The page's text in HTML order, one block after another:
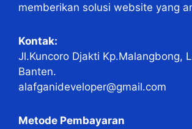
memberikan solusi website yang
Kontak:
Jl.Kuncoro Djakti Kp.Malangbong,
Banten.
alafganideveloper@gmail.com
Metode Pembayaran